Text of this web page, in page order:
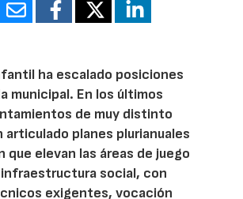
ha escalado posiciones
municipal. En los últimos
de muy distinto
articulado planes plurianuales
que elevan las áreas de juego
infraestructura social, con
exigentes, vocación